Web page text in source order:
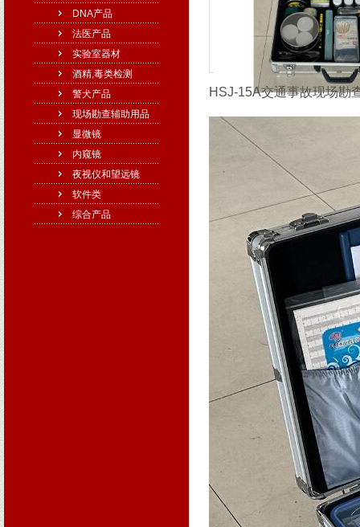
DNA产品
法医产品
实验室器材
酒精,毒类检测
警犬产品
现场勘查辅助用品
显微镜
内窥镜
夜视仪和望远镜
软件类
综合产品
HSJ-15A交通事故现场勘